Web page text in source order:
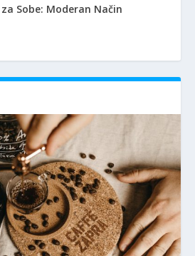
za Sobe: Moderan Način